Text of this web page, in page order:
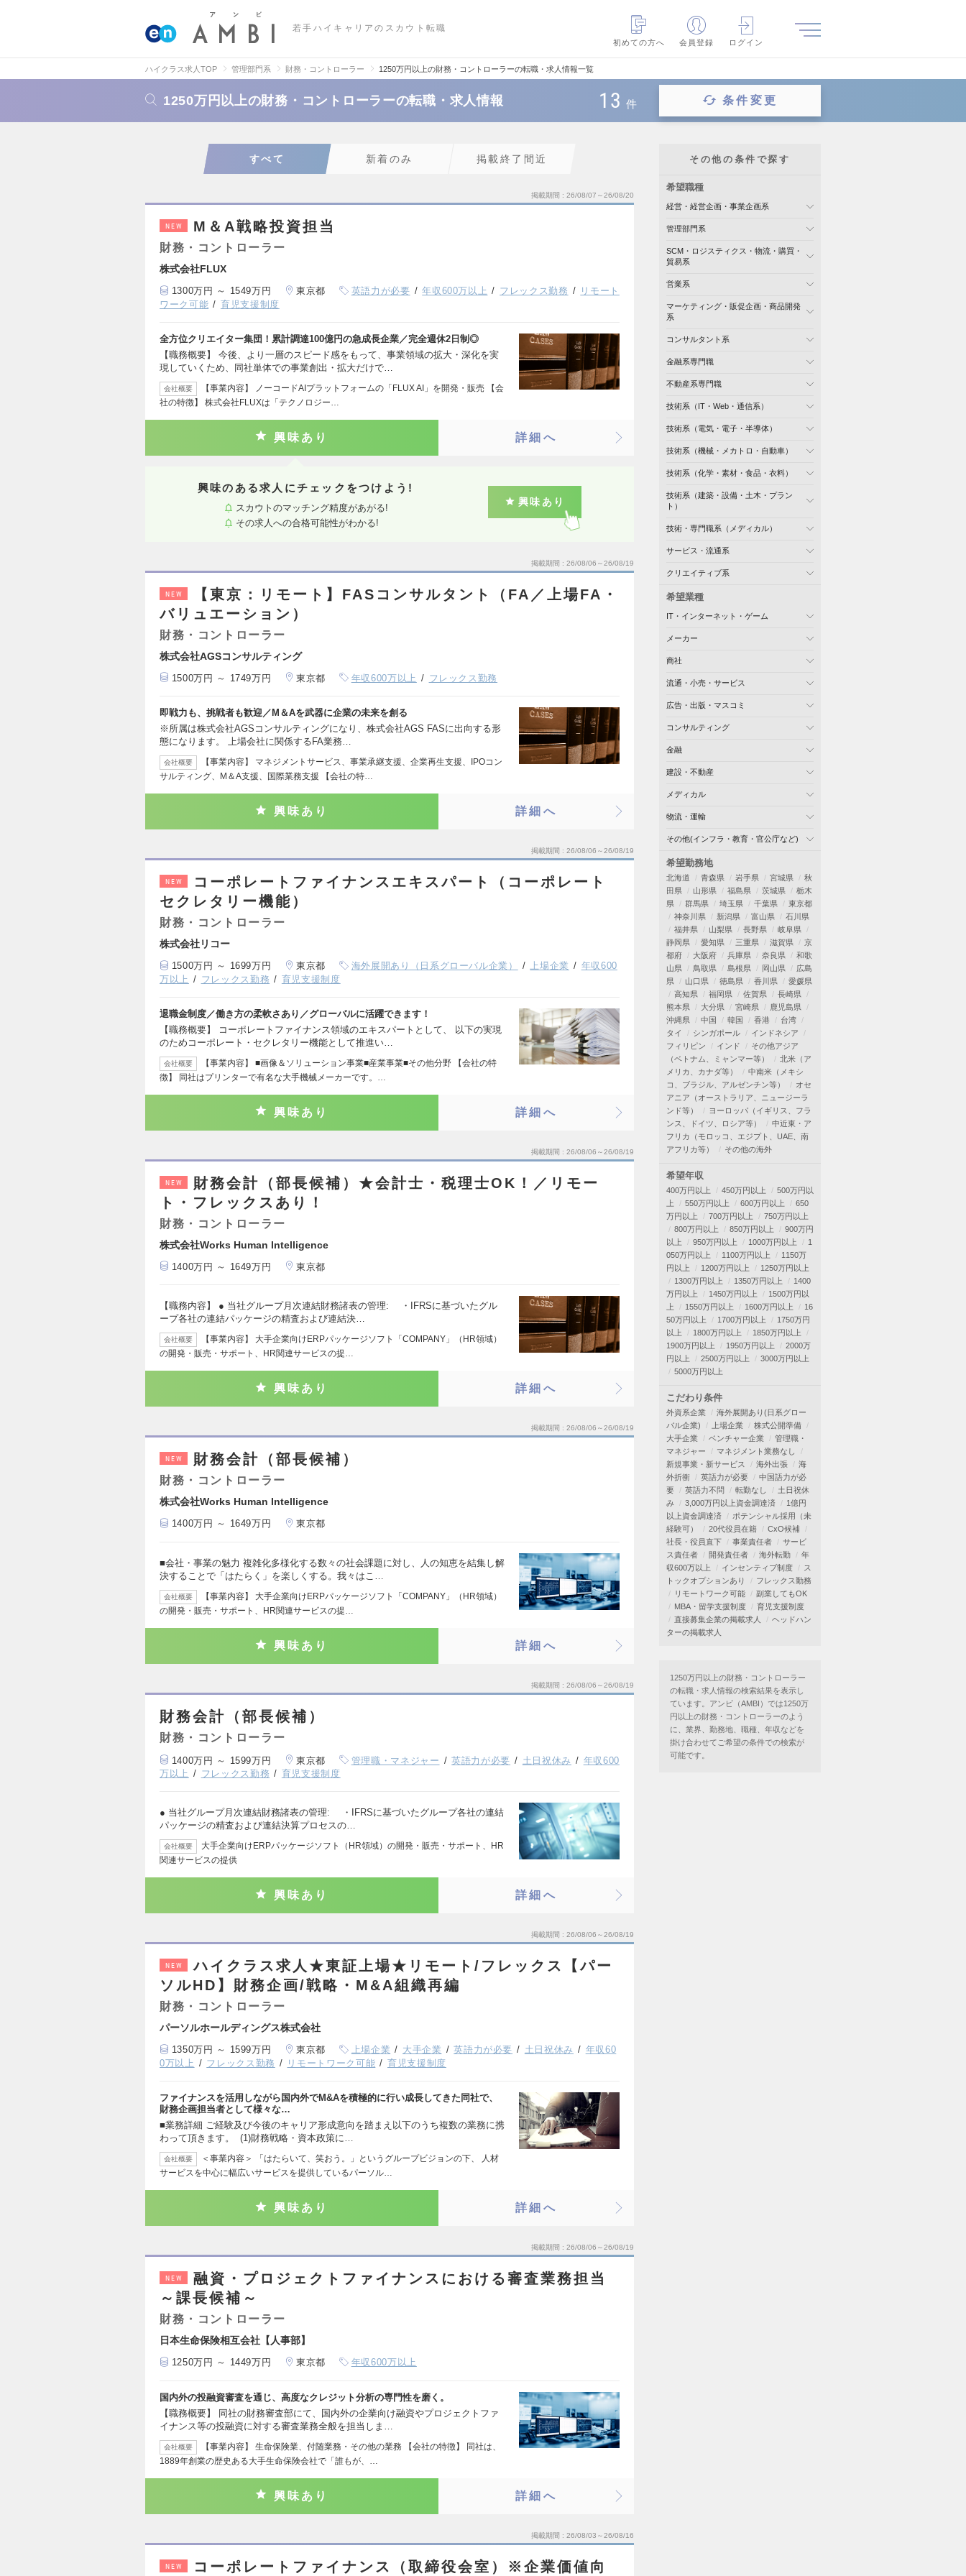
若手ハイキャリアのスカウト転職
初めての方へ
会員登録 ログイン
ハイクラス求人TOP 管理部門系 財務・コントローラー 1250万円以上の財務・コントローラーの転職・求人情報一覧
1250万円以上の財務・コントローラーの転職・求人情報 13 件 条件変更
すべて 新着のみ 掲載終了間近
掲載期間 26/08/07～26/08/20
NEW M＆A戦略投資担当
財務・コントローラー
株式会社FLUX
1300万円 ～ 1549万円 東京都 英語力が必要 年収600万以上 フレックス勤務
リモート
ワーク可能
育児支援制度
全方位クリエイター集団！累計調達100億円の急成長企業／完全週休2日制◎
【職務概要】 今後、より一層のスピード感をもって、事業領域の拡大・深化を実
現していくため、同社単体での事業創出・拡大だけで…
会社概要
【事業内容】 ノーコードAIプラットフォームの「FLUX AI」を開発・販売 【会
社の特徴】 株式会社FLUXは「テクノロジー…
興味あり 詳細へ
興味のある求人にチェックをつけよう!
スカウトのマッチング精度があがる!
その求人への合格可能性がわかる!
興味あり
掲載期間 26/08/06～26/08/19
NEW
【東京：リモート】FASコンサルタント（FA／上場FA・
バリュエーション）
財務・コントローラー
株式会社AGSコンサルティング
1500万円 ～ 1749万円 東京都 年収600万以上 フレックス勤務
即戦力も、挑戦者も歓迎／M＆Aを武器に企業の未来を創る
※所属は株式会社AGSコンサルティングになり、株式会社AGS FASに出向する形
態になります。 上場会社に関係するFA業務…
会社概要
【事業内容】 マネジメントサービス、事業承継支援、企業再生支援、IPOコン
サルティング、M＆A支援、国際業務支援 【会社の特…
興味あり 詳細へ
掲載期間 26/08/06～26/08/19
NEW
コーポレートファイナンスエキスパート（コーポレート
セクレタリー機能）
財務・コントローラー
株式会社リコー
1500万円 ～ 1699万円 東京都 海外展開あり（日系グローバル企業） 上場企業
年収600
万以上
フレックス勤務 育児支援制度
退職金制度／働き方の柔軟さあり／グローバルに活躍できます！
【職務概要】 コーポレートファイナンス領域のエキスパートとして、 以下の実現
のためコーポレート・セクレタリー機能として推進い…
会社概要
【事業内容】 ■画像＆ソリューション事業■産業事業■その他分野 【会社の特
徴】 同社はプリンターで有名な大手機械メーカーです。…
興味あり 詳細へ
掲載期間 26/08/06～26/08/19
NEW
財務会計（部長候補）★会計士・税理士OK！／リモー
ト・フレックスあり！
財務・コントローラー
株式会社Works Human Intelligence
1400万円 ～ 1649万円 東京都
【職務内容】 ● 当社グループ月次連結財務諸表の管理: ・IFRSに基づいたグル
ープ各社の連結パッケージの精査および連結決…
会社概要
【事業内容】 大手企業向けERPパッケージソフト「COMPANY」（HR領域）
の開発・販売・サポート、HR関連サービスの提…
興味あり 詳細へ
掲載期間 26/08/06～26/08/19
NEW 財務会計（部長候補）
財務・コントローラー
株式会社Works Human Intelligence
1400万円 ～ 1649万円 東京都
■会社・事業の魅力 複雑化多様化する数々の社会課題に対し、人の知恵を結集し解
決することで「はたらく」を楽しくする。我々はこ…
会社概要
【事業内容】 大手企業向けERPパッケージソフト「COMPANY」（HR領域）
の開発・販売・サポート、HR関連サービスの提…
興味あり 詳細へ
掲載期間 26/08/06～26/08/19
財務会計（部長候補）
財務・コントローラー
1400万円 ～ 1599万円 東京都 管理職・マネジャー 英語力が必要 土日祝休み
年収600
万以上
フレックス勤務 育児支援制度
● 当社グループ月次連結財務諸表の管理: ・IFRSに基づいたグループ各社の連結
パッケージの精査および連結決算プロセスの…
会社概要
大手企業向けERPパッケージソフト（HR領域）の開発・販売・サポート、HR
関連サービスの提供
興味あり 詳細へ
掲載期間 26/08/06～26/08/19
NEW
ハイクラス求人★東証上場★リモート/フレックス【パー
ソルHD】財務企画/戦略・M&A組織再編
財務・コントローラー
パーソルホールディングス株式会社
1350万円 ～ 1599万円 東京都 上場企業 大手企業 英語力が必要 土日祝休み
年収60
0万以上
フレックス勤務 リモートワーク可能 育児支援制度
ファイナンスを活用しながら国内外でM&Aを積極的に行い成長してきた同社で、
財務企画担当者として様々な…
■業務詳細 ご経験及び今後のキャリア形成意向を踏まえ以下のうち複数の業務に携
わって頂きます。 (1)財務戦略・資本政策に…
会社概要
＜事業内容＞ 「はたらいて、笑おう。」というグループビジョンの下、 人材
サービスを中心に幅広いサービスを提供しているパーソル…
興味あり 詳細へ
掲載期間 26/08/06～26/08/19
NEW
融資・プロジェクトファイナンスにおける審査業務担当
～課長候補～
財務・コントローラー
日本生命保険相互会社【人事部】
1250万円 ～ 1449万円 東京都 年収600万以上
国内外の投融資審査を通じ、高度なクレジット分析の専門性を磨く。
【職務概要】 同社の財務審査部にて、国内外の企業向け融資やプロジェクトファ
イナンス等の投融資に対する審査業務全般を担当しま…
会社概要
【事業内容】 生命保険業、付随業務・その他の業務 【会社の特徴】 同社は、
1889年創業の歴史ある大手生命保険会社で「誰もが、…
興味あり 詳細へ
掲載期間 26/08/03～26/08/16
NEW コーポレートファイナンス（取締役会室）※企業価値向
その他の条件で探す
希望職種
経営・経営企画・事業企画系
管理部門系
SCM・ロジスティクス・物流・購買・
貿易系
営業系
マーケティング・販促企画・商品開発
系
コンサルタント系
金融系専門職
不動産系専門職
技術系（IT・Web・通信系）
技術系（電気・電子・半導体）
技術系（機械・メカトロ・自動車）
技術系（化学・素材・食品・衣料）
技術系（建築・設備・土木・プラン
ト）
技術・専門職系（メディカル）
サービス・流通系
クリエイティブ系
希望業種
IT・インターネット・ゲーム
メーカー
商社
流通・小売・サービス
広告・出版・マスコミ
コンサルティング
金融
建設・不動産
メディカル
物流・運輸
その他(インフラ・教育・官公庁など)
希望勤務地
北海道 青森県 岩手県 宮城県
秋
田県
山形県 福島県 茨城県
栃木
県
群馬県 埼玉県 千葉県
東京都
神奈川県
新潟県 富山県
石川県
福井県
山梨県 長野県
岐阜県
静岡県
愛知県 三重県 滋賀県
京
都府
大阪府 兵庫県 奈良県
和歌
山県
鳥取県 島根県 岡山県
広島
県
山口県 徳島県 香川県
愛媛県
高知県
福岡県 佐賀県
長崎県
熊本県
大分県 宮崎県
鹿児島県
沖縄県
中国 韓国 香港
台湾
タイ
シンガポール
インドネシア
フィリピン
インド
その他アジア
（ベトナム、ミャンマー等）
北米（ア
メリカ、カナダ等）
中南米（メキシ
コ、ブラジル、アルゼンチン等）
オセ
アニア（オーストラリア、ニュージーラ
ンド等）
ヨーロッパ（イギリス、フラ
ンス、ドイツ、ロシア等）
中近東・ア
フリカ（モロッコ、エジプト、UAE、南
アフリカ等）
その他の海外
希望年収
400万円以上 450万円以上
500万円以
上
550万円以上 600万円以上
650
万円以上
700万円以上
750万円以上
800万円以上
850万円以上
900万円
以上
950万円以上 1000万円以上
1
050万円以上
1100万円以上
1150万
円以上
1200万円以上
1250万円以上
1300万円以上
1350万円以上
1400
万円以上
1450万円以上
1500万円以
上
1550万円以上 1600万円以上
16
50万円以上
1700万円以上
1750万円
以上
1800万円以上
1850万円以上
1900万円以上
1950万円以上
2000万
円以上
2500万円以上
3000万円以上
5000万円以上
こだわり条件
外資系企業
海外展開あり(日系グロー
バル企業)
上場企業
株式公開準備
大手企業
ベンチャー企業
管理職・
マネジャー
マネジメント業務なし
新規事業・新サービス
海外出張
海
外折衝
英語力が必要
中国語力が必
要
英語力不問 転勤なし
土日祝休
み
3,000万円以上資金調達済
1億円
以上資金調達済
ポテンシャル採用（未
経験可）
20代役員在籍
CxO候補
社長・役員直下
事業責任者
サービ
ス責任者
開発責任者 海外転勤
年
収600万以上
インセンティブ制度
ス
トックオプションあり
フレックス勤務
リモートワーク可能
副業してもOK
MBA・留学支援制度
育児支援制度
直接募集企業の掲載求人
ヘッドハン
ターの掲載求人
1250万円以上の財務・コントローラー
の転職・求人情報の検索結果を表示し
ています。アンビ（AMBI）では1250万
円以上の財務・コントローラーのよう
に、業界、勤務地、職種、年収などを
掛け合わせてご希望の条件での検索が
可能です。